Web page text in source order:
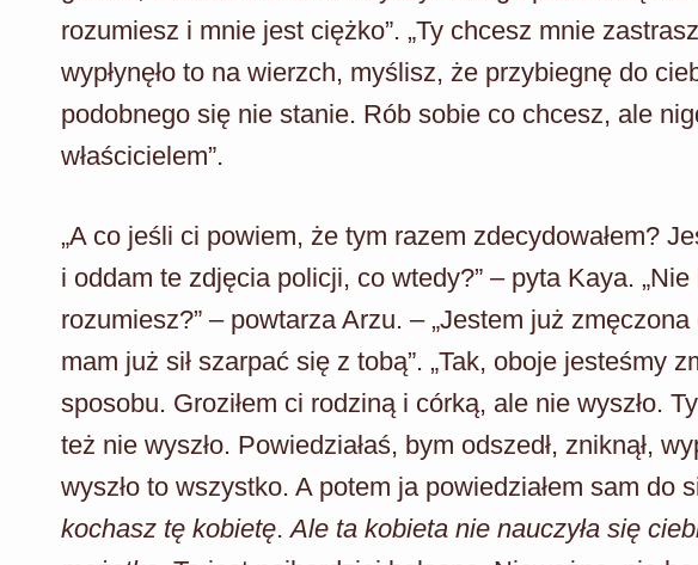
rozumiesz i mnie jest ciężko”. „Ty chcesz mnie
wypłynęło to na wierzch, myślisz, że przybiegnę do
podobnego się nie stanie. Rób sobie co chcesz, ale
właścicielem”.
„A co jeśli ci powiem, że tym razem zdecydowałem?
i oddam te zdjęcia policji, co wtedy?” – pyta Kaya.
rozumiesz?” – powtarza Arzu. – „Jestem już
mam już sił szarpać się z tobą”. „Tak, oboje jesteśmy
sposobu. Groziłem ci rodziną i córką, ale nie wyszło.
też nie wyszło. Powiedziałaś, bym odszedł, zniknął,
wyszło to wszystko. A potem ja powiedziałem sam do
kochasz tę kobietę.Ale ta kobieta nie nauczyła się